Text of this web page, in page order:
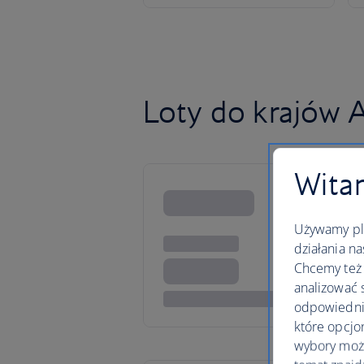
Loty do krajów
Używamy
działania
Chcemy
analizować
które
wybory